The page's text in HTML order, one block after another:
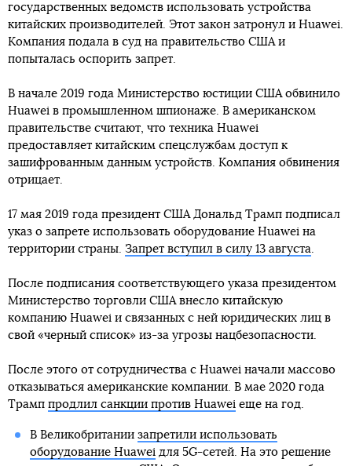
государственных ведомств использовать устройства
китайских производителей. Этот закон затронул и Huawei.
Компания подала в суд на правительство США и
попыталась оспорить запрет.
В начале 2019 года Министерство юстиции США обвинило
Huawei в промышленном шпионаже. В американском
правительстве считают, что техника Huawei
предоставляет китайским спецслужбам доступ к
зашифрованным данным устройств. Компания обвинения
отрицает.
17 мая 2019 года президент США Дональд Трамп подписал
указ о запрете использовать оборудование Huawei на
территории страны. Запрет вступил в силу 13 августа.
После подписания соответствующего указа президентом
Министерство торговли США внесло китайскую
компанию Huawei и связанных с ней юридических лиц в
свой «черный список» из-за угрозы нацбезопасности.
После этого от сотрудничества с Huawei начали массово
отказываться американские компании. В мае 2020 года
Трамп продлил санкции против Huawei еще на год.
В Великобритании запретили использовать
оборудование Huaweiдля 5G-сетей. На это решение